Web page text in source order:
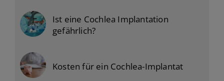
Ist eine Cochlea Implantation
gefährlich?
Kosten für ein Cochlea-Implantat